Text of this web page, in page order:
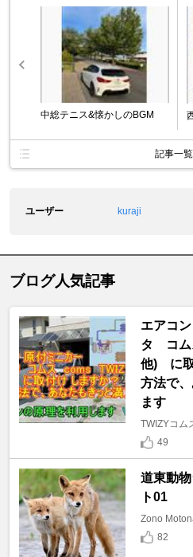
中総テニス&懐かしのBGM
記事一覧
ユーザー kuraji
ブログ人気記事
エアコ
タ コ
他) に取
方法で
ます
TWIZYコ
49
道東動
ト01
Zono
82